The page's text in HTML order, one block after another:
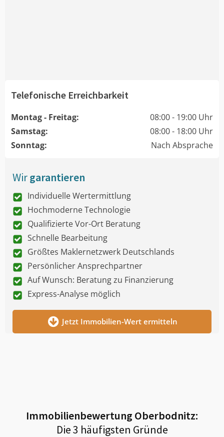
Telefonische Erreichbarkeit
Montag - Freitag:
08:00 - 19:00 Uhr
Samstag:
08:00 - 18:00 Uhr
Sonntag:
Nach Absprache
Wirgarantieren
Individuelle Wertermittlung
Hochmoderne Technologie
Qualifizierte Vor-Ort Beratung
Schnelle Bearbeitung
Größtes Maklernetzwerk Deutschlands
Persönlicher Ansprechpartner
Auf Wunsch: Beratung zu Finanzierung
Express-Analyse möglich
Jetzt Immobilien-Wert ermitteln
Immobilienbewertung Oberbodnitz:
Die 3 häufigsten Gründe